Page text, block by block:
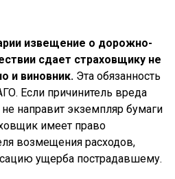
извещение о дорожно-
сдает страховщику не
и виновник. Эта обязанность
Если причинитель вреда
направит экземпляр бумаги
имеет право
возмещения расходов,
ущерба пострадавшему.